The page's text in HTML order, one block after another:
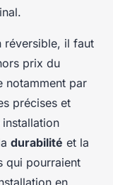
réversible, il faut
prix du
notamment par
précises et
durabilité et la
qui pourraient
en